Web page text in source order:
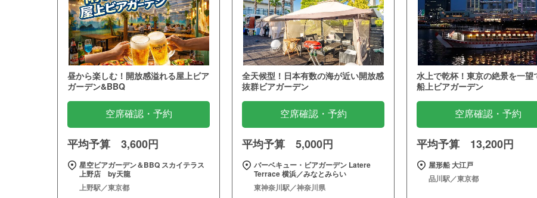
昼から楽しむ！開放感溢れる屋上ビア
ガーデン&BBQ
空席確認・予約
平均予算 3,600円
星空ビアガーデン＆BBQ スカイテラス
上野店 by天龍
上野駅／東京都
全天候型！日本有数の海が近い開放感
抜群ビアガーデン
空席確認・予約
平均予算 5,000円
バーベキュー・ビアガーデン Latere
Terrace 横浜／みなとみらい
東神奈川駅／神奈川県
水上で乾杯！東京の絶景を一望
船上ビアガーデン
空席確認・予約
平均予算 13,200円
屋形船 大江戸
品川駅／東京都